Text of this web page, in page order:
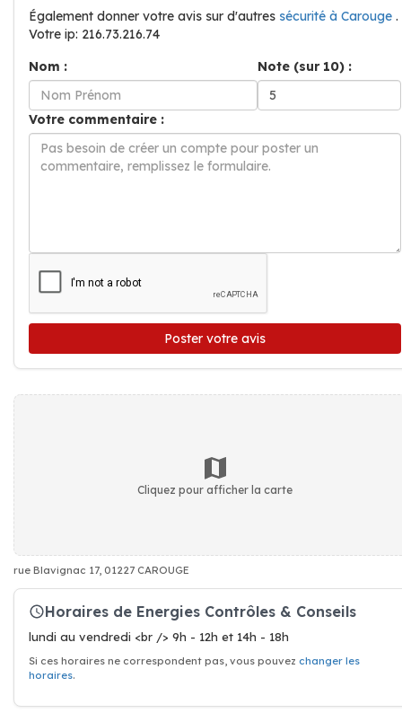
Également donner votre avis sur d'autres sécurité à Carouge .
Votre ip: 216.73.216.74
Nom :
Note (sur 10) :
Votre commentaire :
Poster votre avis
Cliquez pour afficher la carte
rue Blavignac 17, 01227 CAROUGE
Horaires de Energies Contrôles & Conseils
lundi au vendredi <br /> 9h - 12h et 14h - 18h
Si ces horaires ne correspondent pas, vous pouvez changer les
horaires.